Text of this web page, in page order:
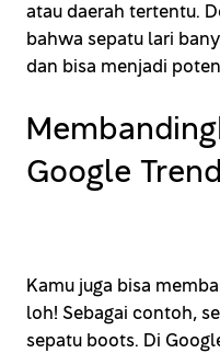
atau daerah tertentu.
bahwa sepatu lari
dan bisa menjadi
Google
Kamu juga bisa
loh! Sebagai contoh,
sepatu boots. Di